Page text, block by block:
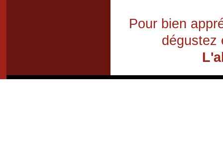
Pour bien
dégustez